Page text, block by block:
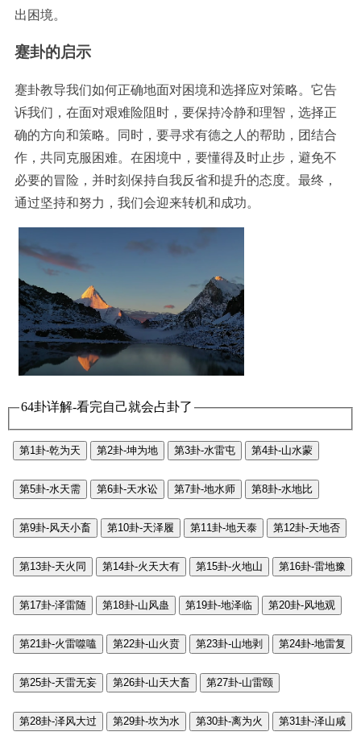
出困境。
蹇卦的启示
蹇卦教导我们如何正确地面对困境和选择应对策略。它告
诉我们，在面对艰难险阻时，要保持冷静和理智，选择正
确的方向和策略。同时，要寻求有德之人的帮助，团结合
作，共同克服困难。在困境中，要懂得及时止步，避免不
必要的冒险，并时刻保持自我反省和提升的态度。最终，
通过坚持和努力，我们会迎来转机和成功。
64卦详解-看完自己就会占卦了
第1卦-乾为天 第2卦-坤为地 第3卦-水雷屯 第4卦-山水蒙
第5卦-水天需 第6卦-天水讼 第7卦-地水师 第8卦-水地比
第9卦-风天小畜 第10卦-天泽履 第11卦-地天泰 第12卦-天地否
第13卦-天火同 第14卦-火天大有 第15卦-火地山 第16卦-雷地豫
第17卦-泽雷随 第18卦-山风蛊 第19卦-地泽临 第20卦-风地观
第21卦-火雷噬嗑 第22卦-山火贲 第23卦-山地剥 第24卦-地雷复
第25卦-天雷无妄 第26卦-山天大畜 第27卦-山雷颐
第28卦-泽风大过 第29卦-坎为水 第30卦-离为火 第31卦-泽山咸